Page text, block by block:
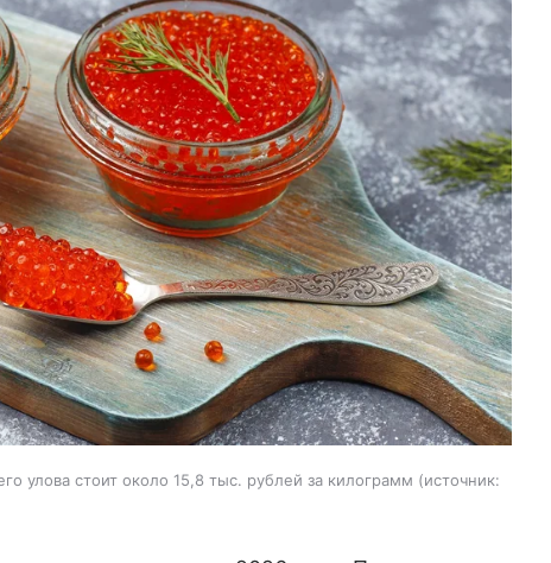
улова стоит около 15,8 тыс. рублей за килограмм
источник: